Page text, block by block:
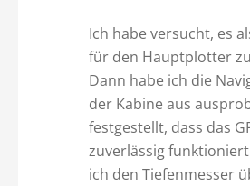
Ich habe versucht, es
für den Hauptplotter
Dann habe ich die
der Kabine aus
festgestellt, dass das
zuverlässig
ich den Tiefenmesser